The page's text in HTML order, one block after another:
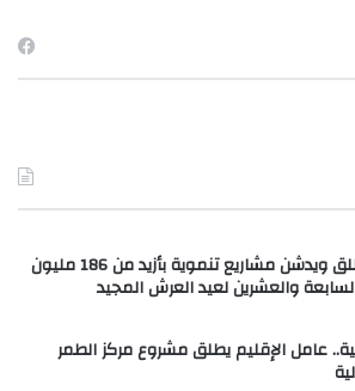
عامل إقليم صفرو يطلق ويدشن مشاريع تنموية بأزيد من 186 مليون
والعشرين لعيد العرش المجيد
عامل الإقليم يطلق مشروع مركز الطمر